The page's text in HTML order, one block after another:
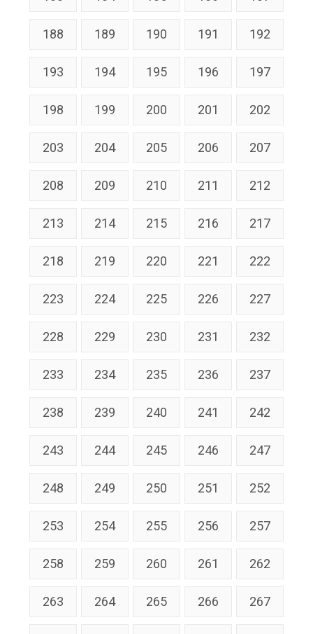
188 189 190 191 192
193 194 195 196 197
198 199 200 201 202
203 204 205 206 207
208 209 210 211 212
213 214 215 216 217
218 219 220 221 222
223 224 225 226 227
228 229 230 231 232
233 234 235 236 237
238 239 240 241 242
243 244 245 246 247
248 249 250 251 252
253 254 255 256 257
258 259 260 261 262
263 264 265 266 267